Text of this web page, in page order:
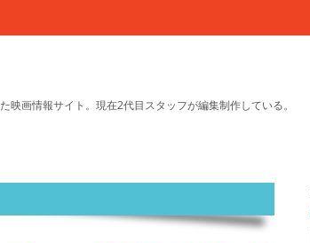
画情報サイト。現在2代目スタッフが編集制作している。